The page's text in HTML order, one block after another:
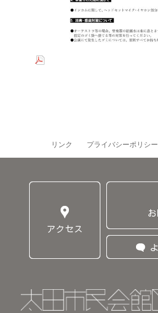
リンク プライバシーポリシー